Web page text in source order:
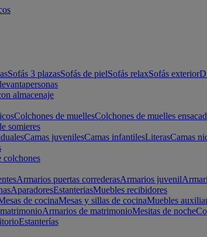
Sofás 3 plazasSofás de pielSofás relaxSofás exterior
almacenaje
Colchones de muellesColchones de muelles
somieres
Camas juvenilesCamas infantilesLiterasCamas
colchones
Armarios puertas correderasArmarios juvenil
AparadoresEstanteriasMuebles recibidores
de cocinaMesas y sillas de cocinaMuebles
Armarios de matrimonioMesitas de noche
Estanterías